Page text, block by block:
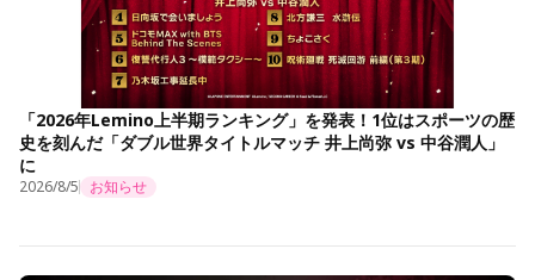
「2026年Lemino上半期ランキング」を発表！1位はスポーツの歴
史を刻んだ「ダブル世界タイトルマッチ 井上尚弥 vs 中谷潤人」
に
2026/8/5 お知らせ